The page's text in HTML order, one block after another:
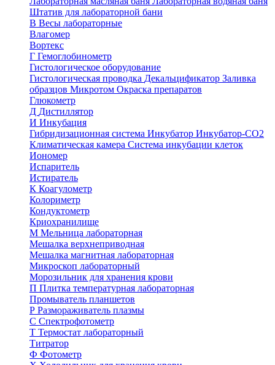
Штатив для лабораторной бани
В Весы лабораторные
Влагомер
Вортекс
Г Гемоглобинометр
Гистологическое оборудование
Гистологическая проводка Декальцификатор Заливка
образцов Микротом Окраска препаратов
Глюкометр
Д Дистиллятор
И Инкубация
Гибридизационная система Инкубатор Инкубатор-СО2
Климатическая камера Система инкубации клеток
Иономер
Испаритель
Истиратель
К Коагулометр
Колориметр
Кондуктометр
Криохранилище
М Мельница лабораторная
Мешалка верхнеприводная
Мешалка магнитная лабораторная
Микроскоп лабораторный
Морозильник для хранения крови
П Плитка температурная лабораторная
Промыватель планшетов
Р Размораживатель плазмы
С Спектрофотометр
Т Термостат лабораторный
Титратор
Ф Фотометр